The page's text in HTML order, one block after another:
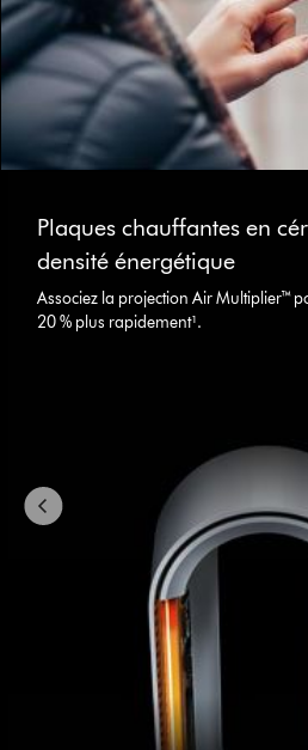
Plaques chauffantes en
densité énergétique
Associez la projection Air Multiplier™
20 % plus rapidement¹.